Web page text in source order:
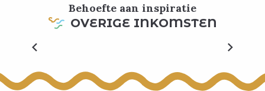
Behoefte aan inspiratie
OVERIGE INKOMSTEN